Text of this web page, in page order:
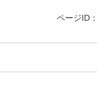
ページID